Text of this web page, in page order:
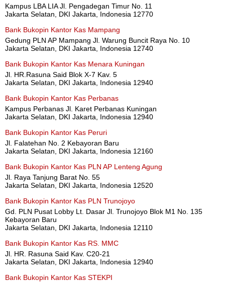
Kampus LBA LIA Jl. Pengadegan Timur No. 11
Jakarta Selatan, DKI Jakarta, Indonesia 12770
Bank Bukopin Kantor Kas Mampang
Gedung PLN AP Mampang Jl. Warung Buncit Raya No. 10
Jakarta Selatan, DKI Jakarta, Indonesia 12740
Bank Bukopin Kantor Kas Menara Kuningan
Jl. HR.Rasuna Said Blok X-7 Kav. 5
Jakarta Selatan, DKI Jakarta, Indonesia 12940
Bank Bukopin Kantor Kas Perbanas
Kampus Perbanas Jl. Karet Perbanas Kuningan
Jakarta Selatan, DKI Jakarta, Indonesia 12940
Bank Bukopin Kantor Kas Peruri
Jl. Falatehan No. 2 Kebayoran Baru
Jakarta Selatan, DKI Jakarta, Indonesia 12160
Bank Bukopin Kantor Kas PLN AP Lenteng Agung
Jl. Raya Tanjung Barat No. 55
Jakarta Selatan, DKI Jakarta, Indonesia 12520
Bank Bukopin Kantor Kas PLN Trunojoyo
Gd. PLN Pusat Lobby Lt. Dasar Jl. Trunojoyo Blok M1 No. 135
Kebayoran Baru
Jakarta Selatan, DKI Jakarta, Indonesia 12110
Bank Bukopin Kantor Kas RS. MMC
Jl. HR. Rasuna Said Kav. C20-21
Jakarta Selatan, DKI Jakarta, Indonesia 12940
Bank Bukopin Kantor Kas STEKPI